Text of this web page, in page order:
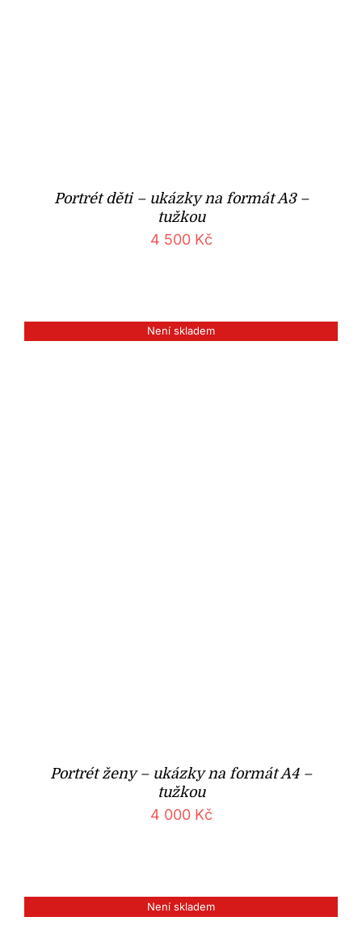
Portrét děti – ukázky na formát A3 –
tužkou
4 500 Kč
Není skladem
Portrét ženy – ukázky na formát A4 –
tužkou
4 000 Kč
Není skladem